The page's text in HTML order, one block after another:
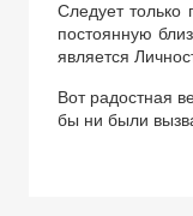
Следует только
постоянную
является
Вот радостная
бы ни были